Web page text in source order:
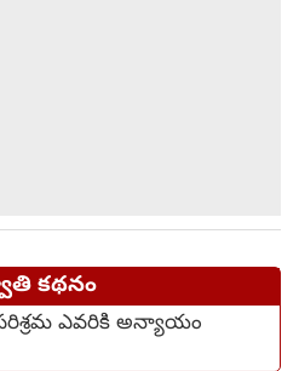
కథనం
ఎవరికి అన్యాయం